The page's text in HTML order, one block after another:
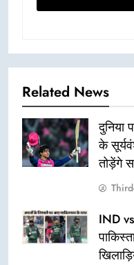
Related News
दुनिया
के
तोड़ेंगे
IND